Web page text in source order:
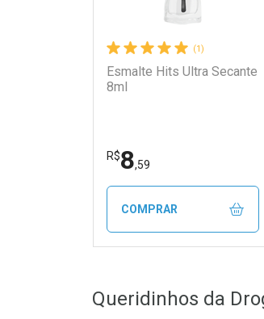
(1)
Esmalte Hits Ultra Secante
8ml
R$8,59
COMPRAR
Laboratório
Por Menos
Queridinhos da